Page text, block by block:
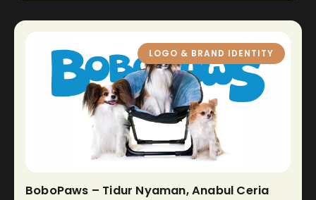
LOGO & BRAND IDENTITY
BoboPaws – Tidur Nyaman, Anabul Ceria